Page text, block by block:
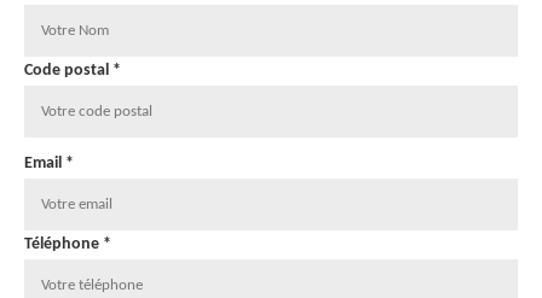
Code postal *
Email *
Téléphone *